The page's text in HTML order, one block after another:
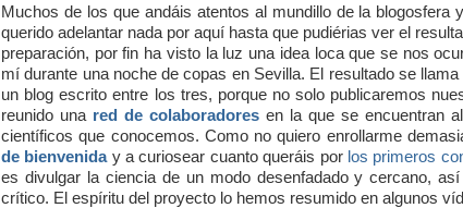
Muchos de los que andáis atentos al mundillo de la blogosfera
querido adelantar nada por aquí hasta que pudiérias ver el
preparación, por fin ha visto la luz una idea loca que se nos
mí durante una noche de copas en Sevilla. El resultado se llama
un blog escrito entre los tres, porque no solo publicaremos
reunido una red de colaboradores en la que se encuentran
científicos que conocemos. Como no quiero enrollarme
de bienveniday a curiosear cuanto queráis por los primeros
es divulgar la ciencia de un modo desenfadado y cercano,
crítico. El espíritu del proyecto lo hemos resumido en algunos